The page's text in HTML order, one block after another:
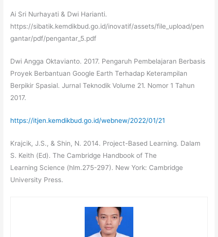
Ai Sri Nurhayati & Dwi Harianti.
https://sibatik.kemdikbud.go.id/inovatif/assets/file_upload/pen
gantar/pdf/pengantar_5.pdf
Dwi Angga Oktavianto. 2017. Pengaruh Pembelajaran Berbasis
Proyek Berbantuan Google Earth Terhadap Keterampilan
Berpikir Spasial. Jurnal Teknodik Volume 21. Nomor 1 Tahun
2017.
https://itjen.kemdikbud.go.id/webnew/2022/01/21
Krajcik, J.S., & Shin, N. 2014. Project-Based Learning. Dalam
S. Keith (Ed). The Cambridge Handbook of The
Learning Science (hlm.275-297). New York: Cambridge
University Press.